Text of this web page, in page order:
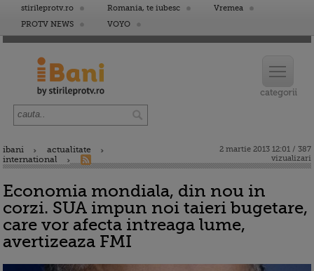
stirileprotv.ro Romania, te iubesc
Vremea
PROTV NEWS
VOYO
ibani
actualitate
international
2 martie 2013 12:01 / 387
vizualizari
Economia mondiala, din nou in
corzi. SUA impun noi taieri bugetare,
care vor afecta intreaga lume,
avertizeaza FMI